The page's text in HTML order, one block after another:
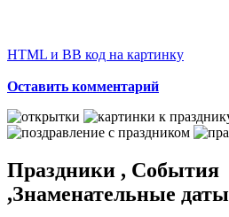
HTML и BB код на картинку
Оставить комментарий
Праздники , События
,Знаменательные даты